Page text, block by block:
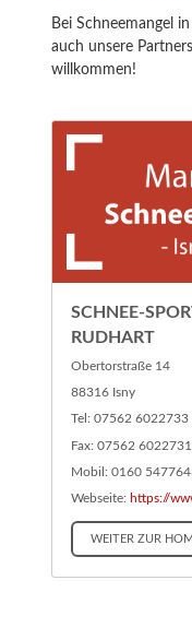
Bei Schneemangel
auch unsere
willkommen!
SCHNEE-
RUDHART
Obertorstraße 14
88316 Isny
Tel: 07562 6022733
Fax: 07562 6022731
Mobil: 0160
Webseite: https://
WEITER ZUR